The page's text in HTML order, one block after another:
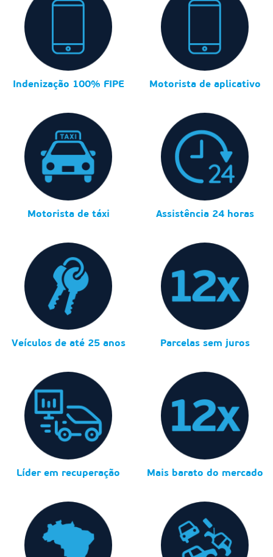
Indenização 100% FIPE Motorista de aplicativo
Motorista de táxi Assistência 24 horas
Veículos de até 25 anos Parcelas sem juros
Líder em recuperação Mais barato do mercado